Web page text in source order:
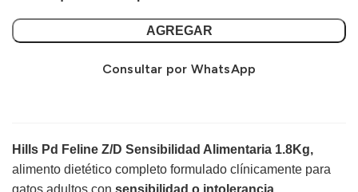
AGREGAR
Consultar por WhatsApp
Hills Pd Feline Z/D Sensibilidad Alimentaria 1.8Kg,
alimento dietético completo formulado clínicamente para
gatos adultos con sensibilidad o intolerancia